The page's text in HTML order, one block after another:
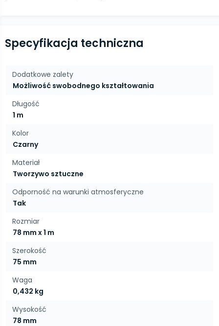
Specyfikacja techniczna
Dodatkowe zalety
Możliwość swobodnego kształtowania
Długość
1 m
Kolor
Czarny
Materiał
Tworzywo sztuczne
Odporność na warunki atmosferyczne
Tak
Rozmiar
78 mm x 1 m
Szerokość
75 mm
Waga
0,432 kg
Wysokość
78 mm